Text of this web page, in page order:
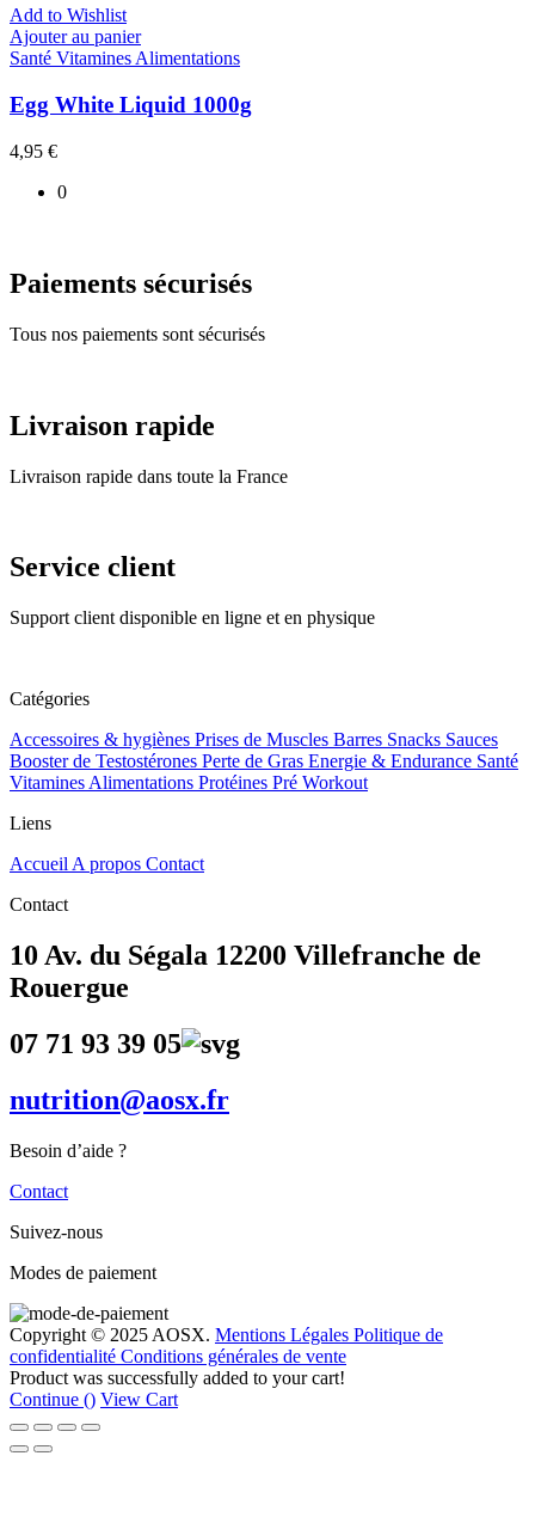
Add to Wishlist
Ajouter au panier
Santé Vitamines Alimentations
Egg White Liquid 1000g
4,95 €
0
Paiements sécurisés
Tous nos paiements sont sécurisés
Livraison rapide
Livraison rapide dans toute la France
Service client
Support client disponible en ligne et en physique
Catégories
Accessoires & hygiènes Prises de Muscles Barres Snacks Sauces
Booster de Testostérones Perte de Gras Energie & Endurance Santé
Vitamines Alimentations Protéines Pré Workout
Liens
Accueil A propos Contact
Contact
10 Av. du Ségala 12200 Villefranche de
Rouergue
07 71 93 39 05
nutrition@aosx.fr
Besoin d’aide ?
Contact
Suivez-nous
Modes de paiement
Copyright © 2025 AOSX. Mentions Légales Politique de
confidentialité Conditions générales de vente
Product was successfully added to your cart!
Continue () View Cart